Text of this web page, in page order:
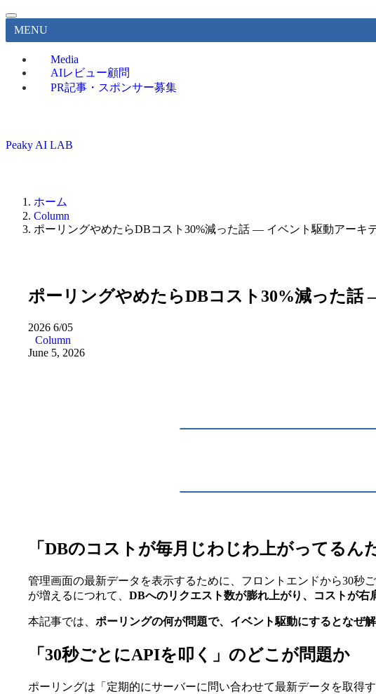
MENU
Media
AIレビュー顧問
PR記事・スポンサー募集
Peaky AI LAB
ホーム
Column
ポーリングやめたらDBコスト30%減った話 ― イベント駆動アーキ
ポーリングやめたらDBコスト30%減った
2026 6/05
Column
June 5, 2026
「DBのコストが毎月じわじわ上がってるん
管理画面の最新データを表示するために、フロントエンドから30秒
が増えるにつれて、 DBへのリクエスト数が膨れ上がり、コストが右
本記事では、 ポーリングの何が問題で、イベント駆動にするとなぜ
「30秒ごとにAPIを叩く」のどこが問題か
ポーリングは「定期的にサーバーに問い合わせて最新データを取得